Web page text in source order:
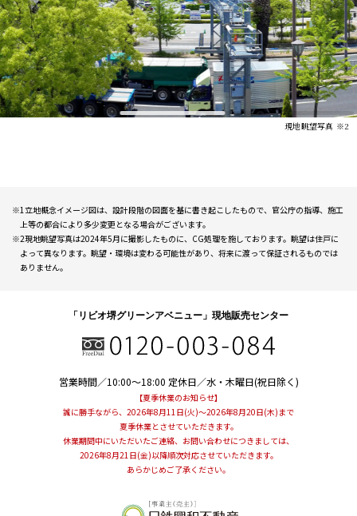
堺の未来ページを公開しました。
2025.02.21
SAKAI DAILY LIFE IN 理想都ページを公開しました。
各種お問い合わせはこちらから
人生をデザインしよう、
現地眺望写真 ※2
※1立地概念イメージ図は、設計段階の図面を基に書き起こしたもので、官公庁の指導、施工
上等の都合により多少変更となる場合がございます。
※2現地眺望写真は2024年5月に撮影したものに、CG処理を施しております。眺望は住戸に
よって異なります。眺望・環境は変わる可能性があり、将来に渡って保証されるものでは
ありません。
「リビオ堺グリーンアベニュー」現地販売センター
営業時間／10:00～18:00 定休日／水・木曜日(祝日除く)
【夏季休業のお知らせ】
誠に勝手ながら、2026年8月11日(火)～2026年8月20日(木)まで
夏季休業とさせていただきます。
休業期間中にいただいたご連絡、お問い合わせにつきましては、
2026年8月21日(金)以降順次対応させていただきます。
あらかじめご了承ください。